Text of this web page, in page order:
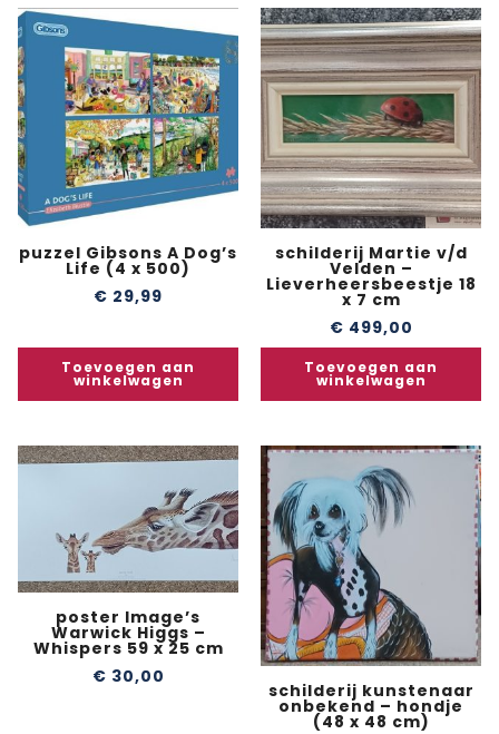
puzzel Gibsons A Dog’s
Life (4 x 500)
€ 29,99
Toevoegen aan
winkelwagen
schilderij Martie v/d
Velden –
Lieverheersbeestje 18
x 7 cm
€ 499,00
Toevoegen aan
winkelwagen
poster Image’s
Warwick Higgs –
Whispers 59 x 25 cm
€ 30,00
schilderij kunstenaar
onbekend – hondje
(48 x 48 cm)